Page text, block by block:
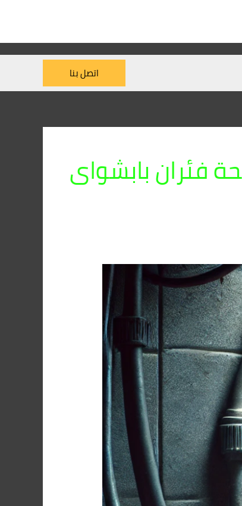
اتصل بنا
فئران بابشواى